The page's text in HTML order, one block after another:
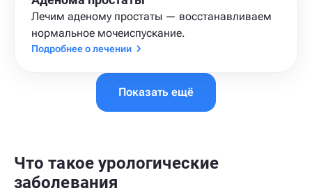
Лечим аденому простаты — восстанавливаем
нормальное мочеиспускание.
Подробнее о лечении
Показать ещё
Что такое урологические
заболевания